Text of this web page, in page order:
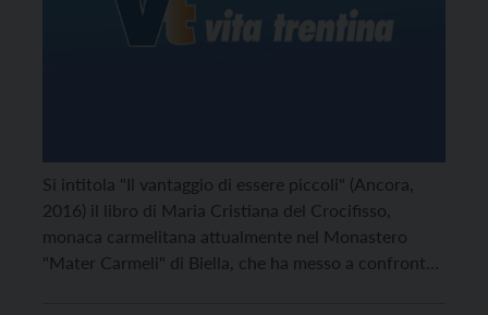
Si intitola "Il vantaggio di essere piccoli" (Ancora,
2016) il libro di Maria Cristiana del Crocifisso,
monaca carmelitana attualmente nel Monastero
"Mater Carmeli" di Biella, che ha messo a confronto